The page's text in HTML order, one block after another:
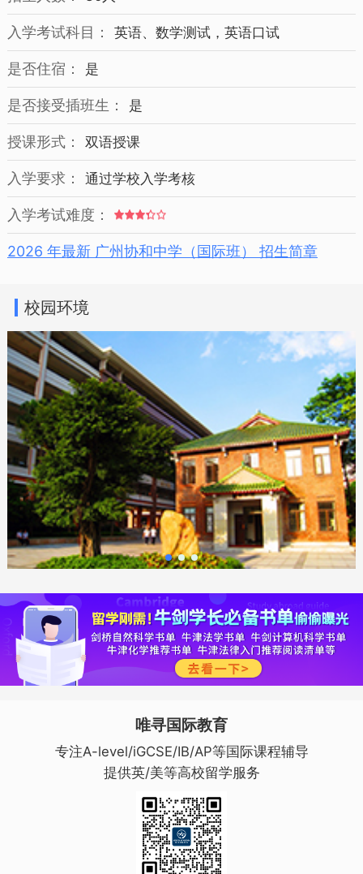
入学考试科目： 英语、数学测试，英语口试
是否住宿： 是
是否接受插班生： 是
授课形式： 双语授课
入学要求： 通过学校入学考核
入学考试难度：
2026 年最新 广州协和中学（国际班） 招生简章
校园环境
唯寻国际教育
专注A-level/iGCSE/IB/AP等国际课程辅导
提供英/美等高校留学服务